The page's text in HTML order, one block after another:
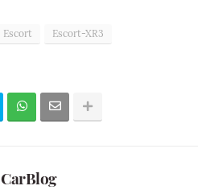
Escort
Escort-XR3